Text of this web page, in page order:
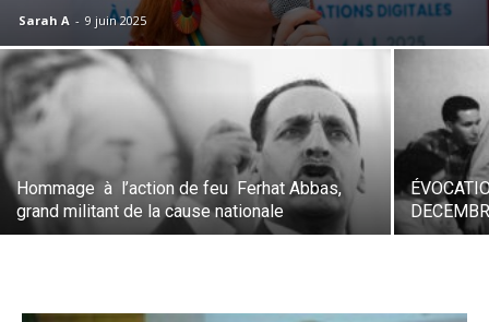
Sarah A - 9 juin 2025
Hommage à l’action de feu Ferhat Abbas,
grand militant de la cause nationale